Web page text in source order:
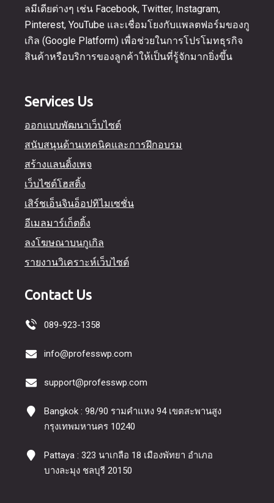
ลมีเดียต่างๆ เช่น Facebook, Twitter, Instagram,
Pinterest, YouTube และเชื่อมโยงกับแพลตฟอร์มของกู
เกิล (Google Platform) เพื่อช่วยในการโปรโมทธุรกิจ
สินค้าหรือบริการของลูกค้าให้เป็นที่รู้จักมากยิ่งขึ้น
Services Us
ออกแบบพัฒนาเว็บไซต์
สนับสนุนด้านเทคนิคและการฝึกอบรม
สร้างแลนดิ้งเพจ
เว็บไซต์โฮสติ้ง
เสิร์ชเอ็นจินอ็อปทิไมเซชั่น
อีเมลมาร์เก็ตติ้ง
ลงโฆษณาบนกูเกิล
รายงานวิเคราะห์เว็บไซต์
Contact Us
089-923-1358
info@professwp.com
support@professwp.com
Bangkok : 98/90 รามคำแหง 94 เขตสะพานสูง
กรุงเทพมหานคร 10240
Pattaya : 323 นาเกลือ 18 เมืองพัทยา อำเภอ
บางละมุง ชลบุรี 20150